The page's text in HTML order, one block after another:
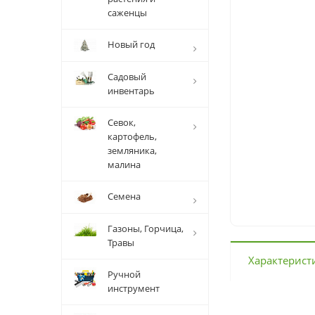
саженцы
Новый год
Садовый
инвентарь
Севок,
картофель,
земляника,
малина
Семена
Газоны, Горчица,
Травы
Ручной
инструмент